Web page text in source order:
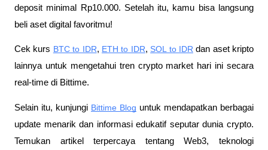
deposit minimal Rp10.000. Setelah itu, kamu bisa langsung
beli aset digital favoritmu!
Cek kurs BTC to IDR, ETH to IDR, SOL to IDR dan aset kripto
lainnya untuk mengetahui tren crypto market hari ini secara
real-time di Bittime.
Selain itu, kunjungi Bittime Blog untuk mendapatkan berbagai
update menarik dan informasi edukatif seputar dunia crypto.
Temukan artikel terpercaya tentang Web3, teknologi